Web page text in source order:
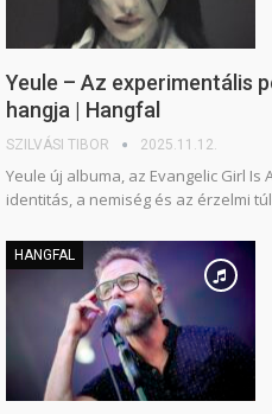
Yeule – Az experimentális
hangja | Hangfal
SZILVÁSI TIBOR 2025.11.12.
Yeule új albuma, az Evangelic Girl
identitás, a nemiség és az érzelmi
HANGFAL